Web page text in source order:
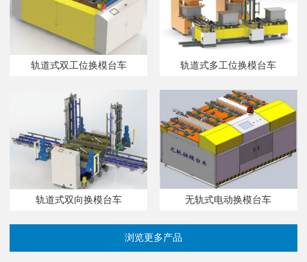
轨道式双工位换模台车 轨道式多工位换模台车
轨道式双向换模台车 无轨式电动换模台车
浏览更多产品